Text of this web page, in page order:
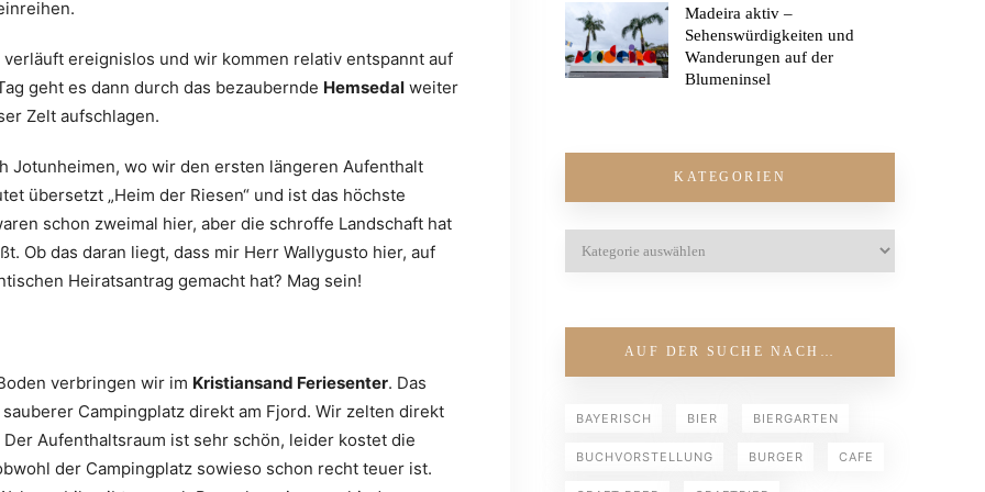
ereignislos und wir kommen relativ entspannt auf
geht es dann durch das bezaubernde Hemsedal weiter
Zelt aufschlagen.
Jotunheimen, wo wir den ersten längeren Aufenthalt
übersetzt „Heim der Riesen“ und ist das höchste
schon zweimal hier, aber die schroffe Landschaft hat
Ob das daran liegt, dass mir Herr Wallygusto hier, auf
Heiratsantrag gemacht hat? Mag sein!
verbringen wir im Kristiansand Feriesenter. Das
Campingplatz direkt am Fjord. Wir zelten direkt
Aufenthaltsraum ist sehr schön, leider kostet die
der Campingplatz sowieso schon recht teuer ist.
Madeira aktiv –
Sehenswürdigkeiten und
Wanderungen auf der
Blumeninsel
KATEGORIEN
AUF DER SUCHE NACH…
BAYERISCH BIER BIERGARTEN
BUCHVORSTELLUNG BURGER CAFE